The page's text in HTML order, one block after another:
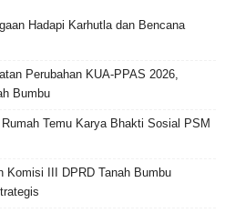
Hadapi Karhutla dan Bencana
Perubahan KUA-PPAS 2026,
Bumbu
Temu Karya Bhakti Sosial PSM
Komisi III DPRD Tanah Bumbu